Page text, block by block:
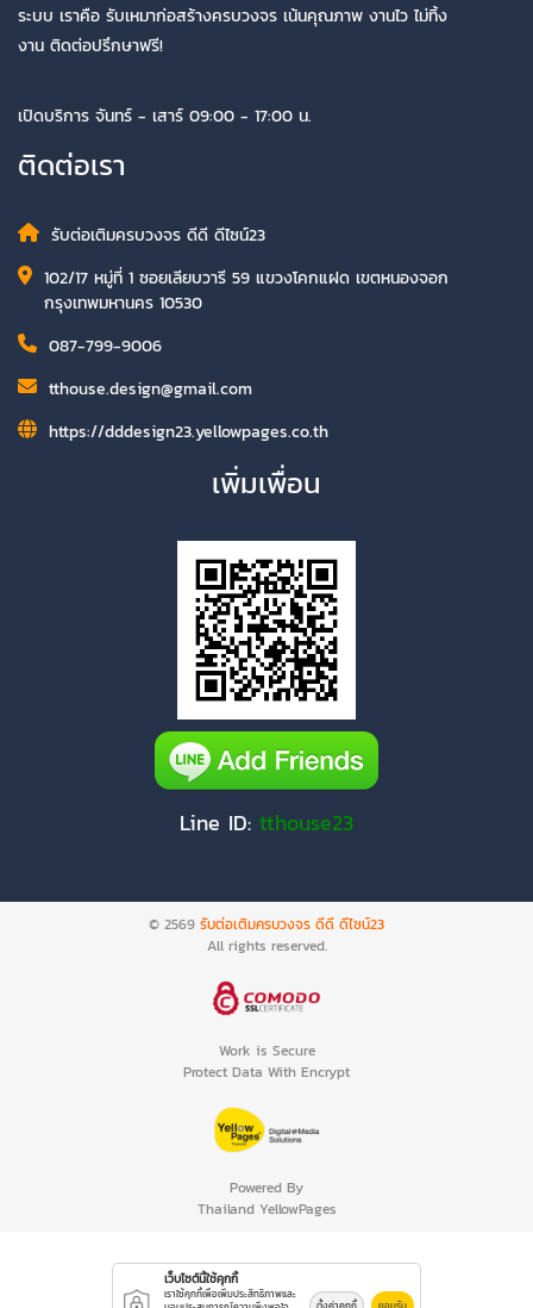
ระบบ เราคือ รับเหมาก่อสร้างครบวงจร เน้นคุณภาพ งานไว ไม่ทิ้ง
งาน ติดต่อปรึกษาฟรี!
เปิดบริการ จันทร์ - เสาร์ 09:00 - 17:00 น.
ติดต่อเรา
รับต่อเติมครบวงจร ดีดี ดีไซน์23
102/17 หมู่ที่ 1 ซอยเลียบวารี 59 แขวงโคกแฝด เขตหนองจอก
กรุงเทพมหานคร 10530
087-799-9006
tthouse.design@gmail.com
https://dddesign23.yellowpages.co.th
เพิ่มเพื่อน
Line ID: tthouse23
© 2569 รับต่อเติมครบวงจร ดีดี ดีไซน์23
All rights reserved.
Work is Secure
Protect Data With Encrypt
Powered By
Thailand YellowPages
เว็บไซต์นี้ใช้คุกกี้
เราใช้คุกกี้เพื่อเพิ่มประสิทธิภาพและ